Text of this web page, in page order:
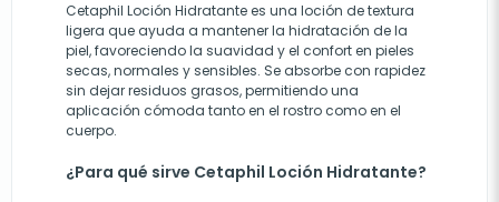
Cetaphil Loción Hidratante es una loción de textura
ligera que ayuda a mantener la hidratación de la
piel, favoreciendo la suavidad y el confort en pieles
secas, normales y sensibles. Se absorbe con rapidez
sin dejar residuos grasos, permitiendo una
aplicación cómoda tanto en el rostro como en el
cuerpo.
¿Para qué sirve Cetaphil Loción Hidratante?